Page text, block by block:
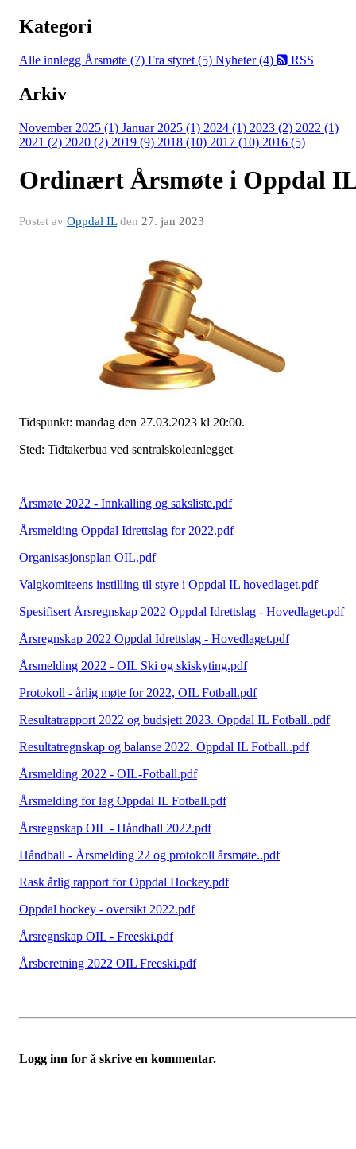
Kategori
Alle innlegg Årsmøte (7) Fra styret (5) Nyheter (4) RSS
Arkiv
November 2025 (1) Januar 2025 (1) 2024 (1) 2023 (2) 2022 (1)
2021 (2) 2020 (2) 2019 (9) 2018 (10) 2017 (10) 2016 (5)
Ordinært Årsmøte i Oppdal
Postet av Oppdal ILden 27. jan 2023
Tidspunkt: mandag den 27.03.2023 kl 20:00.
Sted: Tidtakerbua ved sentralskoleanlegget
Årsmøte 2022 - Innkalling og saksliste.pdf
Årsmelding Oppdal Idrettslag for 2022.pdf
Organisasjonsplan OIL.pdf
Valgkomiteens instilling til styre i Oppdal IL hovedlaget.pdf
Spesifisert Årsregnskap 2022 Oppdal Idrettslag - Hovedlaget.pdf
Årsregnskap 2022 Oppdal Idrettslag - Hovedlaget.pdf
Årsmelding 2022 - OIL Ski og skiskyting.pdf
Protokoll - årlig møte for 2022, OIL Fotball.pdf
Resultatrapport 2022 og budsjett 2023. Oppdal IL Fotball..pdf
Resultatregnskap og balanse 2022. Oppdal IL Fotball..pdf
Årsmelding 2022 - OIL-Fotball.pdf
Årsmelding for lag Oppdal IL Fotball.pdf
Årsregnskap OIL - Håndball 2022.pdf
Håndball - Årsmelding 22 og protokoll årsmøte..pdf
Rask årlig rapport for Oppdal Hockey.pdf
Oppdal hockey - oversikt 2022.pdf
Årsregnskap OIL - Freeski.pdf
Årsberetning 2022 OIL Freeski.pdf
Logg inn for å skrive en kommentar.